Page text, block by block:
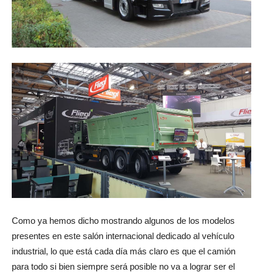
Como ya hemos dicho mostrando algunos de los modelos
presentes en este salón internacional dedicado al vehículo
industrial, lo que está cada día más claro es que el camión
para todo si bien siempre será posible no va a lograr ser el